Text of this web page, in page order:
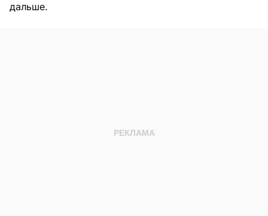
дальше.